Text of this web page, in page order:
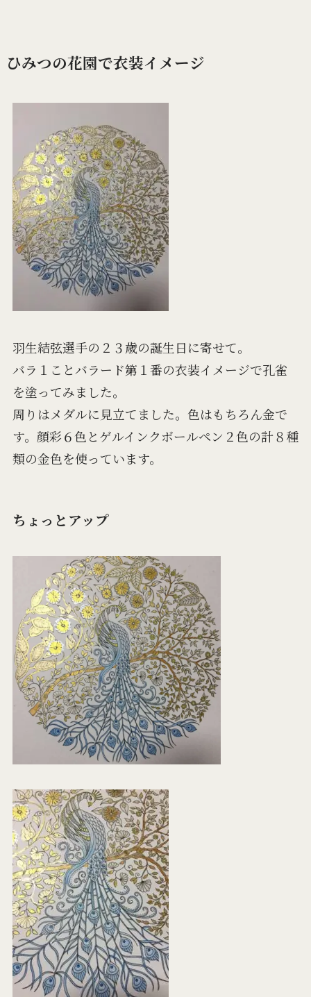
ひみつの花園で衣装イメージ
羽生結弦選手の２３歳の誕生日に寄せて。
バラ１ことバラード第１番の衣装イメージで孔雀
を塗ってみました。
周りはメダルに見立てました。色はもちろん金で
す。顔彩６色とゲルインクボールペン２色の計８種
類の金色を使っています。
ちょっとアップ